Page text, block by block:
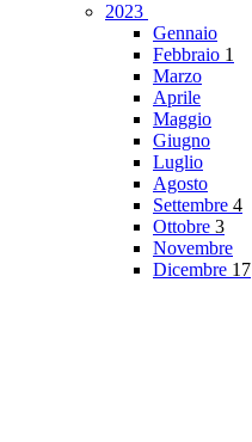
2023
Gennaio
Febbraio 1
Marzo
Aprile
Maggio
Giugno
Luglio
Agosto
Settembre 4
Ottobre 3
Novembre
Dicembre 17